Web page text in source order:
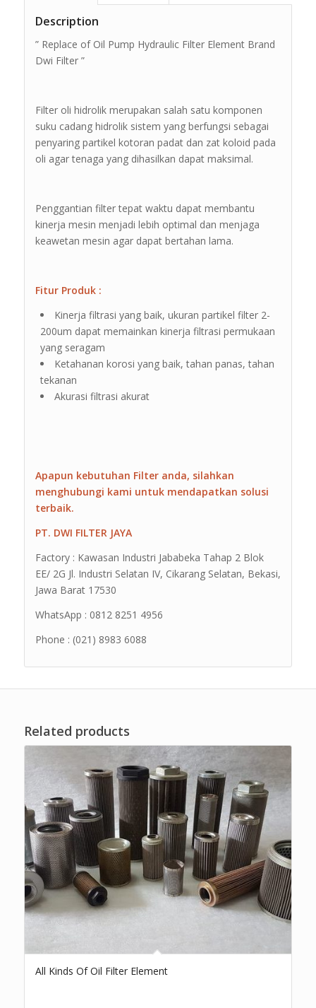
Description
” Replace of Oil Pump Hydraulic Filter Element Brand
Dwi Filter ”
Filter oli hidrolik merupakan salah satu komponen
suku cadang hidrolik sistem yang berfungsi sebagai
penyaring partikel kotoran padat dan zat koloid pada
oli agar tenaga yang dihasilkan dapat maksimal.
Penggantian filter tepat waktu dapat membantu
kinerja mesin menjadi lebih optimal dan menjaga
keawetan mesin agar dapat bertahan lama.
Fitur Produk :
Kinerja filtrasi yang baik, ukuran partikel filter 2-
200um dapat memainkan kinerja filtrasi permukaan
yang seragam
Ketahanan korosi yang baik, tahan panas, tahan
tekanan
Akurasi filtrasi akurat
Apapun kebutuhan Filter anda, silahkan
menghubungi kami untuk mendapatkan solusi
terbaik.
PT. DWI FILTER JAYA
Factory : Kawasan Industri Jababeka Tahap 2 Blok
EE/ 2G Jl. Industri Selatan IV, Cikarang Selatan, Bekasi,
Jawa Barat 17530
WhatsApp : 0812 8251 4956
Phone : (021) 8983 6088
Related products
All Kinds Of Oil Filter Element